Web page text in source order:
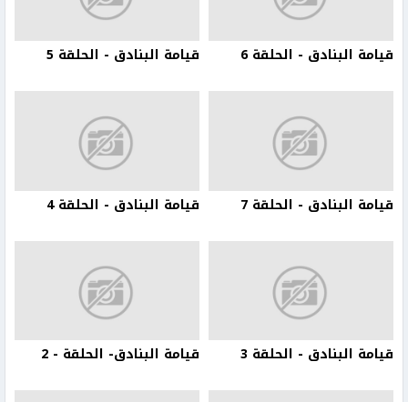
قيامة البنادق - الحلقة 6 قيامة البنادق - الحلقة 5
قيامة البنادق - الحلقة 7 قيامة البنادق - الحلقة 4
قيامة البنادق - الحلقة 3 قيامة البنادق- الحلقة - 2